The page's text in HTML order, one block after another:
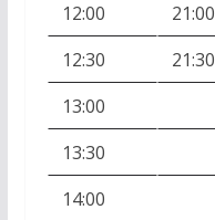
12:00
21:00
12:30
21:30
13:00
13:30
14:00